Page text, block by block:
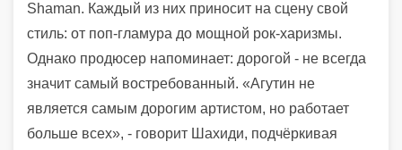
Shaman. Каждый из них приносит на сцену свой
стиль: от поп-гламура до мощной рок-харизмы.
Однако продюсер напоминает: дорогой - не всегда
значит самый востребованный. «Агутин не
является самым дорогим артистом, но работает
больше всех», - говорит Шахиди, подчёркивая